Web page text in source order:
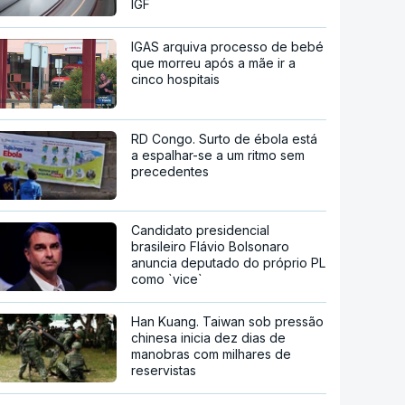
IGF
IGAS arquiva processo de bebé
que morreu após a mãe ir a
cinco hospitais
RD Congo. Surto de ébola está
a espalhar-se a um ritmo sem
precedentes
Candidato presidencial
brasileiro Flávio Bolsonaro
anuncia deputado do próprio PL
como `vice`
Han Kuang. Taiwan sob pressão
chinesa inicia dez dias de
manobras com milhares de
reservistas